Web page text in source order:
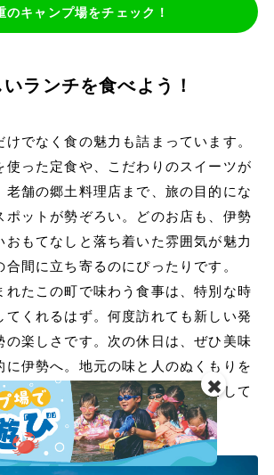
のキャンプ場をチェック！
ランチを食べよう！
でなく食の魅力も詰まっています。
使った定食や、こだわりのスイーツが
老舗の郷土料理店まで、旅の目的にな
ポットが勢ぞろい。どのお店も、伊勢
おもてなしと落ち着いた雰囲気が魅力
間に立ち寄るのにぴったりです。
れたこの町で味わう食事は、特別な時
てくれるはず。何度訪れても新しい発
の楽しさです。次の休日は、ぜひ美味
に伊勢へ。地元の味と人のぬくもりを
お腹も満たされるひとときを過ごして
✖️